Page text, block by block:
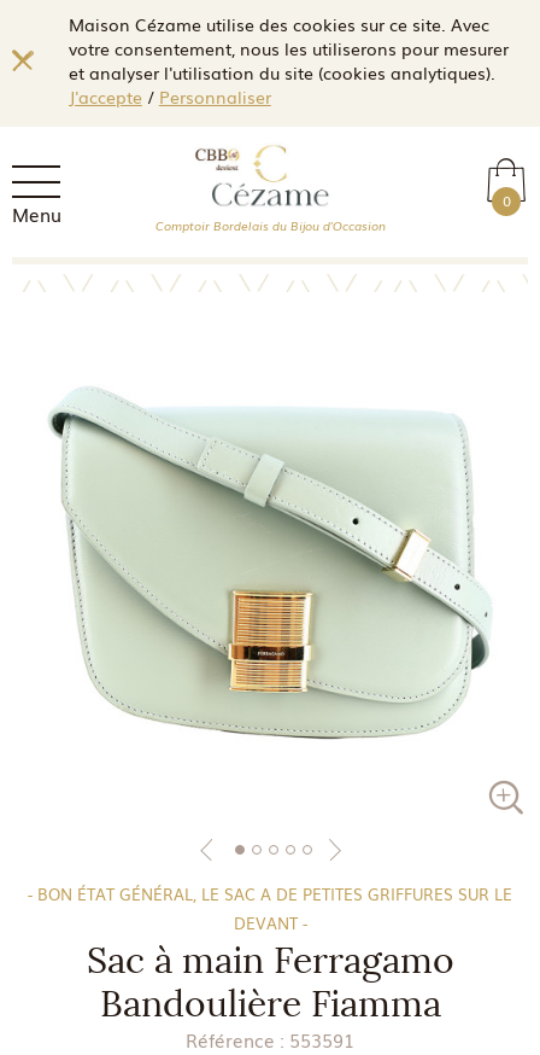
Maison Cézame utilise des cookies sur ce site. Avec
votre consentement, nous les utiliserons pour mesurer
et analyser l'utilisation du site (cookies analytiques).
J'accepte/ Personnaliser
Menu 0
Comptoir Bordelais du Bijou d'Occasion
- BON ÉTAT GÉNÉRAL, LE SAC A DE PETITES GRIFFURES SUR LE
DEVANT -
Sac à main Ferragamo
Bandoulière Fiamma
Référence : 553591